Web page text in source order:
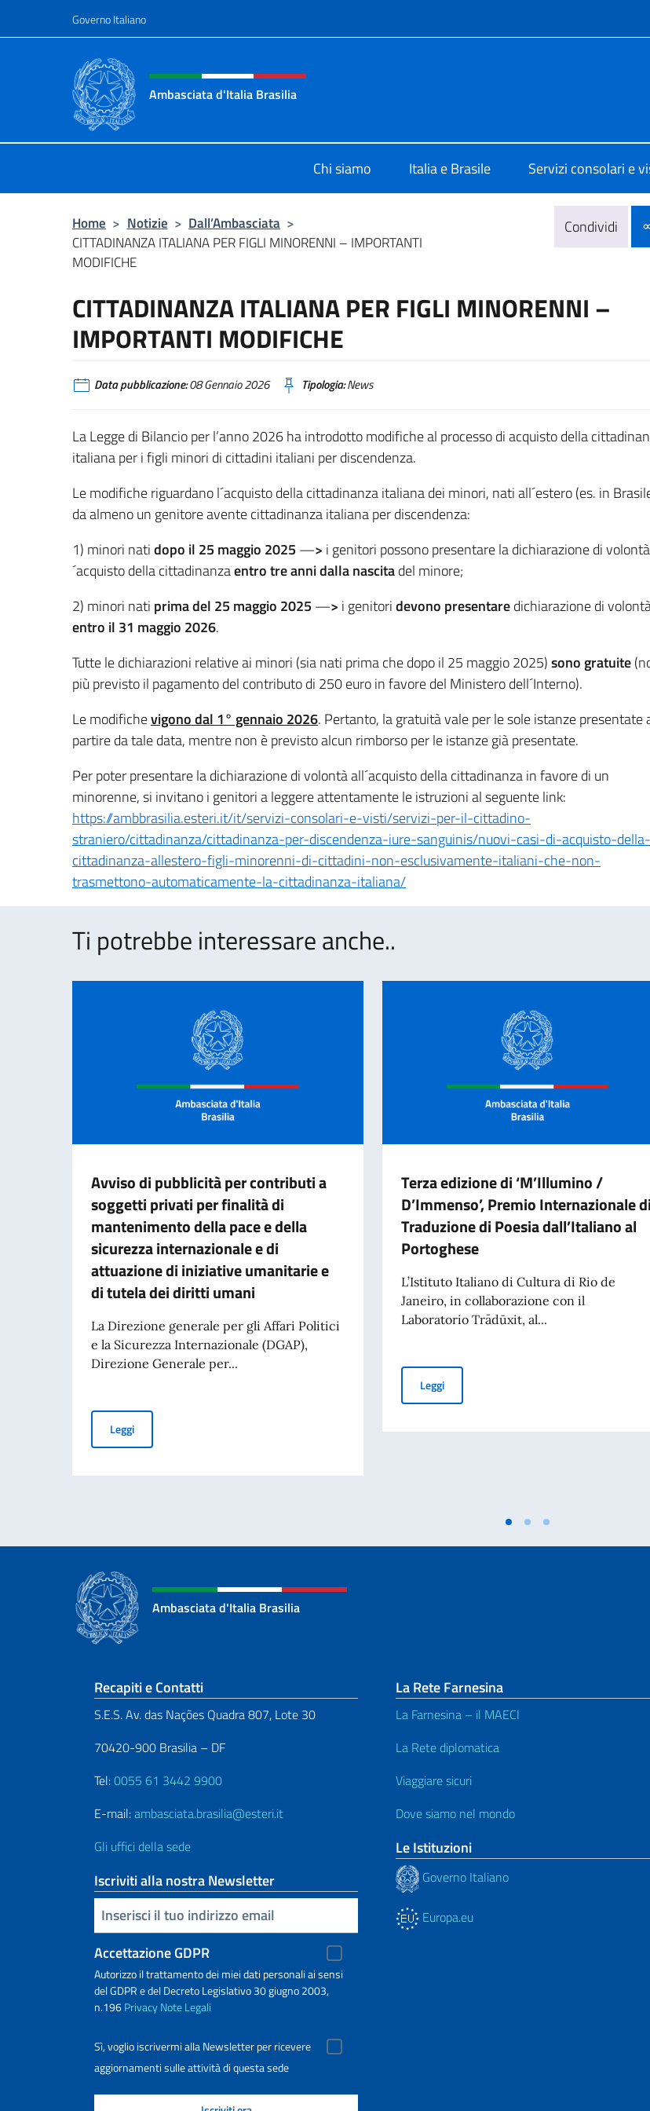
Governo Italiano
Intestazione sito, social e menù
Ambasciata d'Italia Brasilia
Chi siamo Italia e Brasile Servizi consolari e
Home > Notizie > Dall’Ambasciata >
CITTADINANZA ITALIANA PER FIGLI MINORENNI – IMPORTANTI
MODIFICHE
Condividi
CITTADINANZA ITALIANA PER FIGLI MINORENNI –
IMPORTANTI MODIFICHE
Data pubblicazione:08 Gennaio 2026 Tipologia:News
La Legge di Bilancio per l’anno 2026 ha introdotto modifiche al processo di acquisto della
italiana per i figli minori di cittadini italiani per discendenza.
Le modifiche riguardano l´acquisto della cittadinanza italiana dei minori, nati all´estero (es. in
da almeno un genitore avente cittadinanza italiana per discendenza:
1) minori natidopo il 25 maggio 2025 —> i genitori possono presentare la dichiarazione di
´acquisto della cittadinanzaentro tre anni dalla nascitadel minore;
2) minori nati prima del 25 maggio 2025 —> i genitoridevono presentaredichiarazione di
entro il 31 maggio 2026.
Tutte le dichiarazioni relative ai minori (sia nati prima che dopo il 25 maggio 2025)sono gratuite
più previsto il pagamento del contributo di 250 euro in favore del Ministero dell´Interno).
Le modifichevigono dal 1° gennaio 2026. Pertanto, la gratuità vale per le sole istanze presentate
partire da tale data, mentre non è previsto alcun rimborso per le istanze già presentate.
Per poter presentare la dichiarazione di volontà all´acquisto della cittadinanza in favore di un
minorenne, si invitano i genitori a leggere attentamente le istruzioni al seguente link:
https://ambbrasilia.esteri.it/it/servizi-consolari-e-visti/servizi-per-il-cittadino-
straniero/cittadinanza/cittadinanza-per-discendenza-iure-sanguinis/nuovi-casi-di-acquisto-della-
cittadinanza-allestero-figli-minorenni-di-cittadini-non-esclusivamente-italiani-che-non-
trasmettono-automaticamente-la-cittadinanza-italiana/
Ti potrebbe interessare anche..
Avviso di pubblicità per contributi a
soggetti privati per finalità di
mantenimento della pace e della
sicurezza internazionale e di
attuazione di iniziative umanitarie e
di tutela dei diritti umani
La Direzione generale per gli Affari Politici
e la Sicurezza Internazionale (DGAP),
Direzione Generale per...
LeggiAvviso di pubblicità per contributi a soggetti privati per finalità di mantenimento della pace e della sicurezza
Terza edizione di ‘M’Illumino /
D’Immenso’, Premio Internazionale di
Traduzione di Poesia dall’Italiano al
Portoghese
L’Istituto Italiano di Cultura di Rio de
Janeiro, in collaborazione con il
Laboratorio Trādūxit, al...
LeggiTerza edizione di ‘M’Illumino /
Ambasciata d'Italia Brasilia
Sezione footer
Recapiti e Contatti
S.E.S. Av. das Nações Quadra 807, Lote 30
70420-900 Brasilia – DF
Tel:0055 61 3442 9900
E-mail:ambasciata.brasilia@esteri.it
Gli uffici della sede
Iscriviti alla nostra Newsletter
Inserisci la tua email
Accettazione GDPR
Autorizzo il trattamento dei miei dati personali ai sensi
del GDPR e del Decreto Legislativo 30 giugno 2003,
n.196PrivacyNote Legali
Sì, voglio iscrivermi alla Newsletter per ricevere
aggiornamenti sulle attività di questa sede
La Rete Farnesina
La Farnesina – il MAECI
La Rete diplomatica
Viaggiare sicuri
Dove siamo nel mondo
Le Istituzioni
Governo Italiano
Europa.eu